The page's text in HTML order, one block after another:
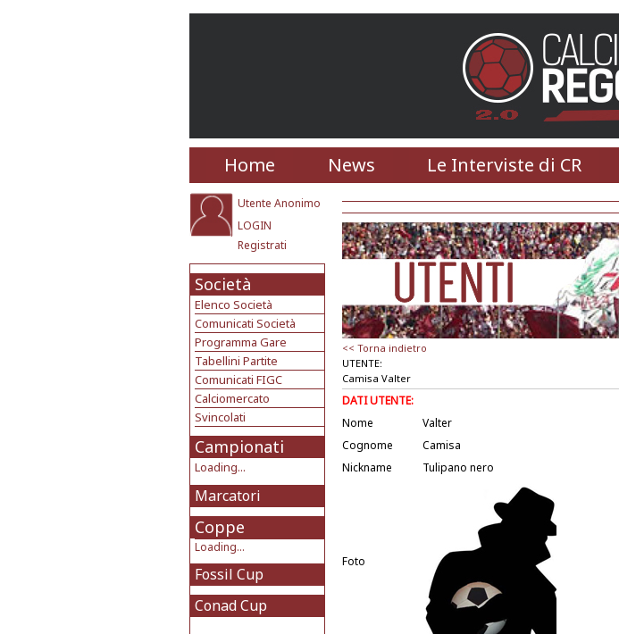
Home News Le Interviste di CR
Utente Anonimo
LOGIN
Registrati
Società
Elenco Società
Comunicati Società
Programma Gare
Tabellini Partite
Comunicati FIGC
Calciomercato
Svincolati
Campionati
Loading...
Marcatori
Coppe
Loading...
Fossil Cup
Conad Cup
<< Torna indietro
UTENTE:
Camisa Valter
DATI UTENTE:
Nome
Valter
Cognome
Camisa
Nickname
Tulipano nero
Foto